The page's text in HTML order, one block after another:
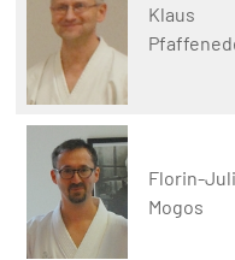
Klaus
Florin-
Mogos